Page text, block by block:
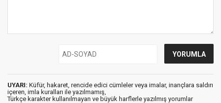
UYARI: Küfür, hakaret, rencide edici cümleler veya imalar, inançlara saldırı
içeren, imla kuralları ile yazılmamış,
Türkçe karakter kullanılmayan ve büyük harflerle yazılmış yorumlar